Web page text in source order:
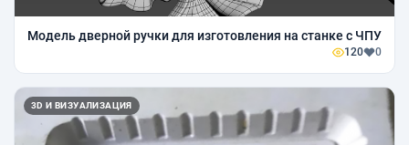
Модель дверной ручки для изготовления на станке с ЧПУ
120 0
3D И ВИЗУАЛИЗАЦИЯ